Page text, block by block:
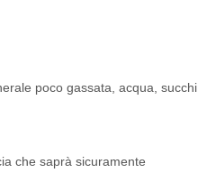
poco gassata, acqua, succhi
che saprà sicuramente